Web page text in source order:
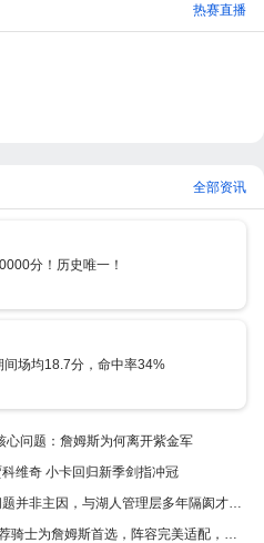
热赛直播
全部资讯
分！历史唯一！
间场均18.7分，命中率34%
问题：詹姆斯为何离开紫金军
维奇 小卡回归新季剑指冲冠
因，与湖人管理层多年隔阂才是真正导火索
詹姆斯首选，阵容完美适配，家乡情怀加分